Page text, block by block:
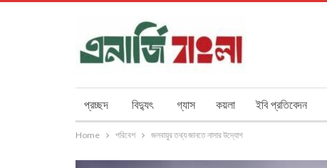
প্রচ্ছদ বিদ্যুৎ গ্যাস কয়লা ইবি প্রতিবেদন
Home পরিবেশ জলবায়ুর তথ্য জানতে নাসার উদ্যোগ